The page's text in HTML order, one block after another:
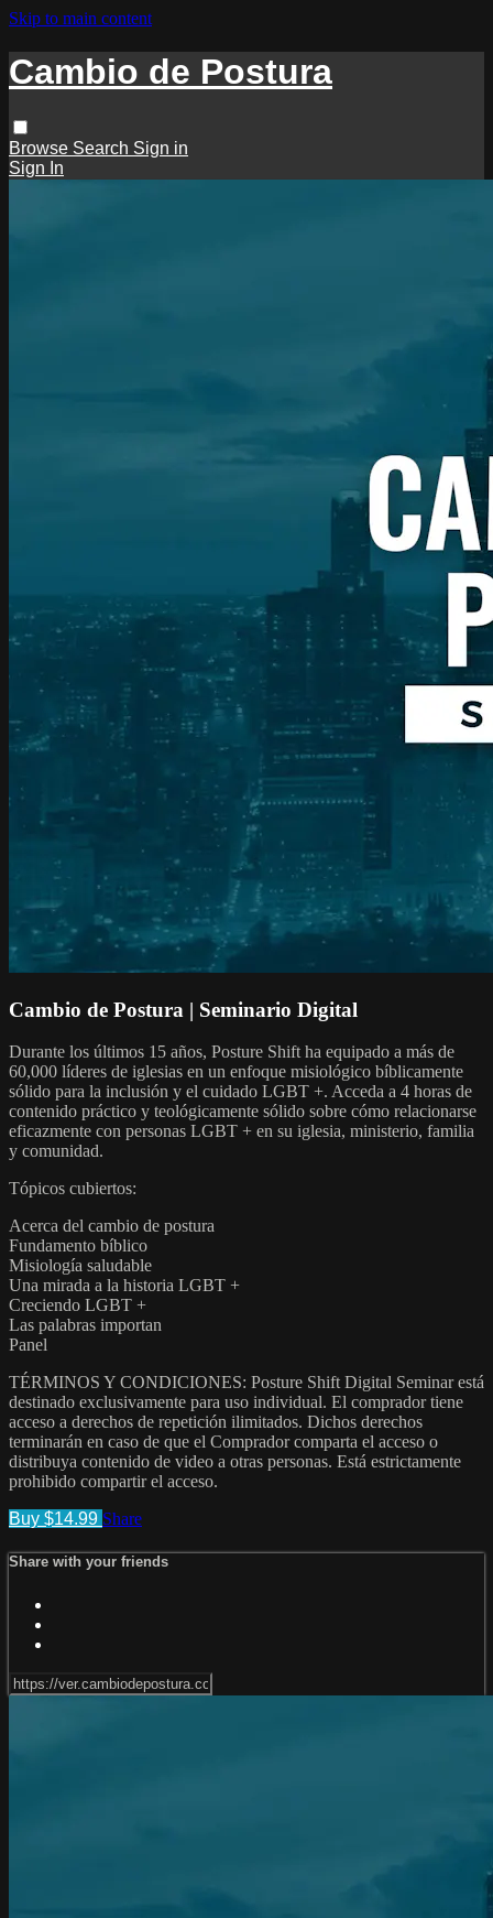
Skip to main content
Cambio de Postura
Browse Search Sign in
Sign In
Cambio de Postura | Seminario Digital
Durante los últimos 15 años, Posture Shift ha equipado a más de
60,000 líderes de iglesias en un enfoque misiológico bíblicamente
sólido para la inclusión y el cuidado LGBT +. Acceda a 4 horas de
contenido práctico y teológicamente sólido sobre cómo relacionarse
eficazmente con personas LGBT + en su iglesia, ministerio, familia
y comunidad.
Tópicos cubiertos:
Acerca del cambio de postura
Fundamento bíblico
Misiología saludable
Una mirada a la historia LGBT +
Creciendo LGBT +
Las palabras importan
Panel
TÉRMINOS Y CONDICIONES: Posture Shift Digital Seminar está
destinado exclusivamente para uso individual. El comprador tiene
acceso a derechos de repetición ilimitados. Dichos derechos
terminarán en caso de que el Comprador comparta el acceso o
distribuya contenido de video a otras personas. Está estrictamente
prohibido compartir el acceso.
Buy $14.99 Share
Share with your friends